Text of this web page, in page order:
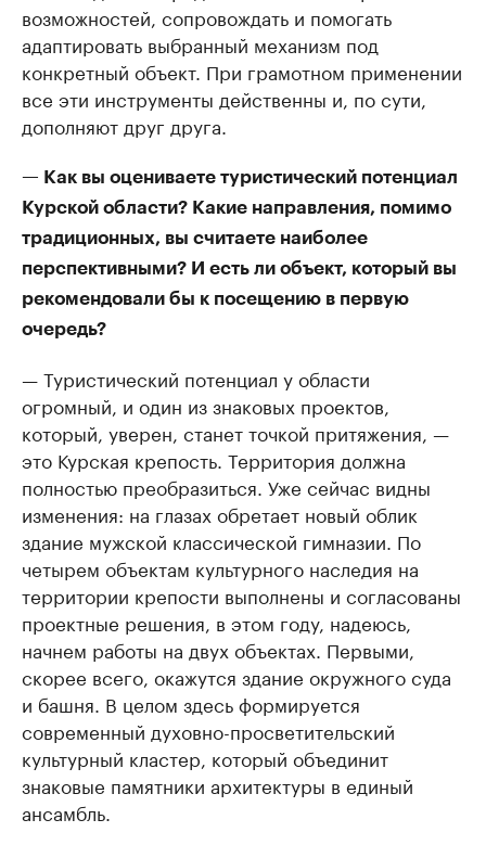
возможностей, сопровождать и помогать
адаптировать выбранный механизм под
конкретный объект. При грамотном применении
все эти инструменты действенны и, по сути,
дополняют друг друга.
— Как вы оцениваете туристический потенциал
Курской области? Какие направления, помимо
традиционных, вы считаете наиболее
перспективными? И есть ли объект, который вы
рекомендовали бы к посещению в первую
очередь?
— Туристический потенциал у области
огромный, и один из знаковых проектов,
который, уверен, станет точкой притяжения, —
это Курская крепость. Территория должна
полностью преобразиться. Уже сейчас видны
изменения: на глазах обретает новый облик
здание мужской классической гимназии. По
четырем объектам культурного наследия на
территории крепости выполнены и согласованы
проектные решения, в этом году, надеюсь,
начнем работы на двух объектах. Первыми,
скорее всего, окажутся здание окружного суда
и башня. В целом здесь формируется
современный духовно-просветительский
культурный кластер, который объединит
знаковые памятники архитектуры в единый
ансамбль.